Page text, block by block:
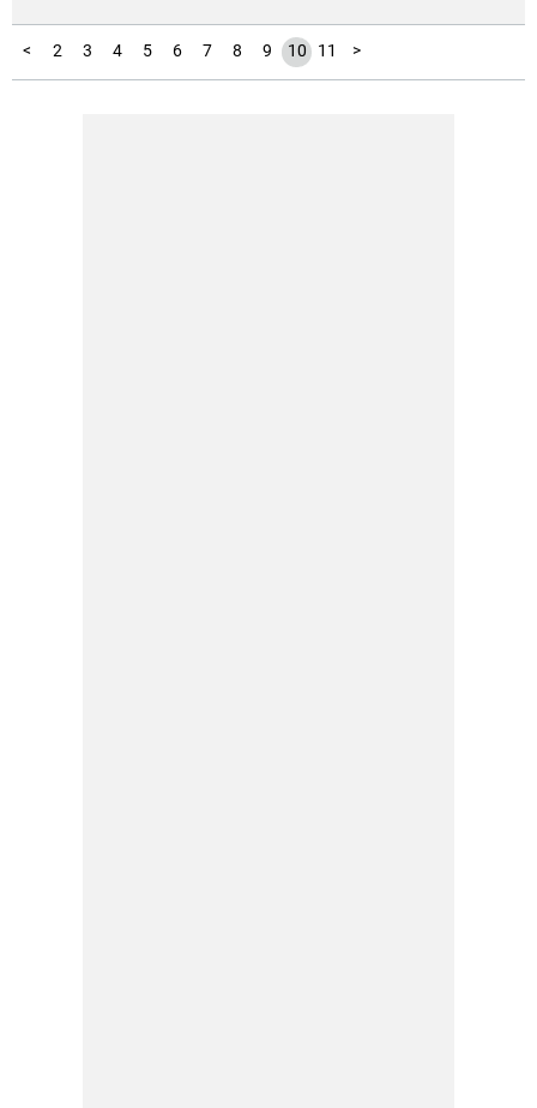
<
1 2 3 4 5 6 7 8 9 10 11 >